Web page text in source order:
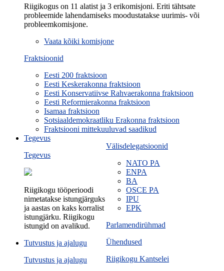
Riigikogus on 11 alatist ja 3 erikomisjoni. Eriti tähtsate
probleemide lahendamiseks moodustatakse uurimis- või
probleemkomisjone.
Vaata kõiki komisjone
Fraktsioonid
Eesti 200 fraktsioon
Eesti Keskerakonna fraktsioon
Eesti Konservatiivse Rahvaerakonna fraktsioon
Eesti Reformierakonna fraktsioon
Isamaa fraktsioon
Sotsiaaldemokraatliku Erakonna fraktsioon
Fraktsiooni mittekuuluvad saadikud
Välisdelegatsioonid
NATO PA
ENPA
BA
OSCE PA
IPU
EPK
Parlamendirühmad
Ühendused
Riigikogu Kantselei
Tegevus
Tegevus
Riigikogu tööperioodi
nimetatakse istungjärguks
ja aastas on kaks korralist
istungjärku. Riigikogu
istungid on avalikud.
Tutvustus ja ajalugu
Tutvustus ja ajalugu